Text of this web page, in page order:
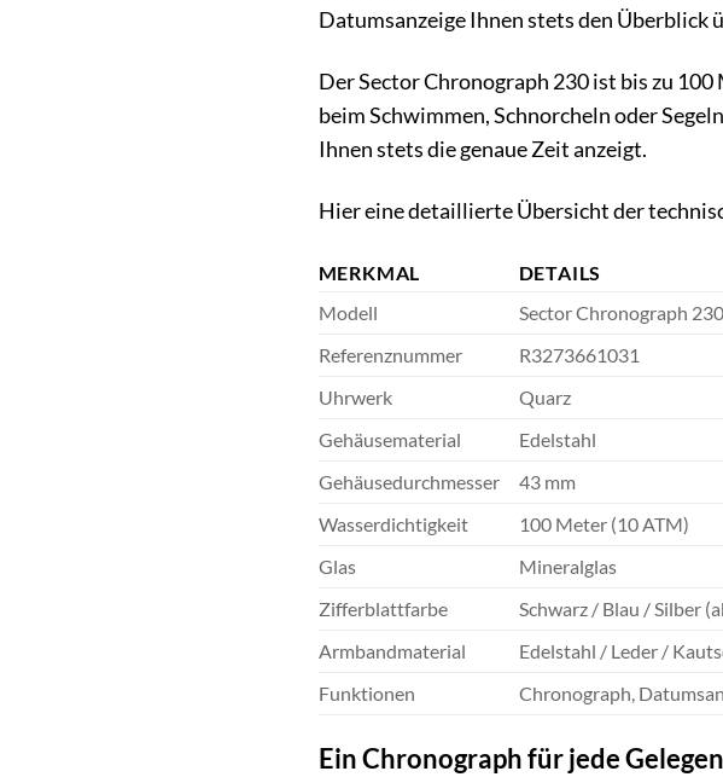
Datumsanzeige Ihnen stets den Überblick
Der Sector Chronograph 230 ist bis zu
beim Schwimmen, Schnorcheln oder
Ihnen stets die genaue Zeit anzeigt.
Hier eine detaillierte Übersicht der
MERKMAL
DETAILS
Modell
Sector Chronograph 230
Referenznummer
R3273661031
Uhrwerk
Quarz
Gehäusematerial
Edelstahl
Gehäusedurchmesser
43 mm
Wasserdichtigkeit
100 Meter (10 ATM)
Glas
Mineralglas
Zifferblattfarbe
Schwarz / Blau / Silber
Armbandmaterial
Edelstahl / Leder /
Funktionen
Chronograph,
Ein Chronograph für jede